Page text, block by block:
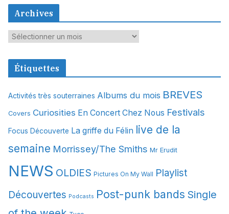
Archives
A
c
v
e
Étiquettes
Activités très souterraines Albums du mois BREVES
Covers Curiosities En Concert Chez Nous Festivals
Focus Découverte La griffe du Félin live de la
semaine Morrissey/The Smiths Mr Erudit
NEWS OLDIES Pictures On My Wall Playlist
Découvertes Podcasts Post-punk bands Single